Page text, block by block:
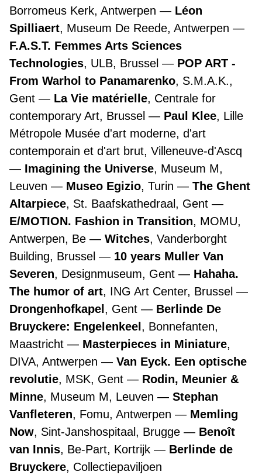
Borromeus Kerk, Antwerpen
Léon
Spilliaert, Museum De Reede, Antwerpen
F.A.S.T. Femmes Arts Sciences
Technologies, ULB, Brussel
POP ART -
From Warhol to Panamarenko, S.M.A.K.,
Gent
La Vie matérielle, Centrale for
contemporary Art, Brussel
Paul Klee, Lille
Métropole Musée d'art moderne, d'art
contemporain et d'art brut, Villeneuve-d'Ascq
Imagining the Universe, Museum M,
Leuven
Museo Egizio, Turin
The Ghent
Altarpiece, St. Baafskathedraal, Gent
E/MOTION. Fashion in Transition, MOMU,
Antwerpen, Be
Witches, Vanderborght
Building, Brussel
10 years Muller Van
Severen, Designmuseum, Gent
Hahaha.
The humor of art, ING Art Center, Brussel
Drongenhofkapel , Gent
Berlinde De
Bruyckere: Engelenkeel , Bonnefanten,
Maastricht
Masterpieces in Miniature,
DIVA, Antwerpen
Van Eyck. Een optische
revolutie, MSK, Gent
Rodin, Meunier &
Minne, Museum M, Leuven
Stephan
Vanfleteren, Fomu, Antwerpen
Memling
Now, Sint-Janshospitaal, Brugge
Benoît
van Innis, Be-Part, Kortrijk
Berlinde de
Bruyckere, Collectiepaviljoen